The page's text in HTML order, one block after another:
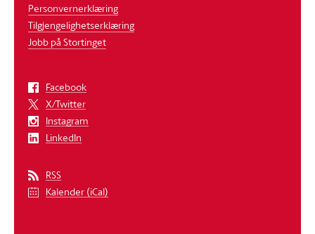
Personvernerklæring
Tilgjengelighetserklæring
Jobb på Stortinget
Facebook
X/Twitter
Instagram
LinkedIn
RSS
Kalender (iCal)